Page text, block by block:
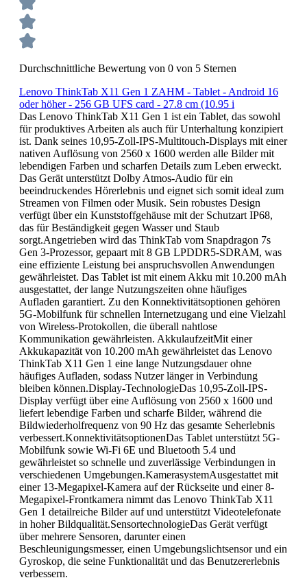
Durchschnittliche Bewertung von 0 von 5 Sternen
Lenovo ThinkTab X11 Gen 1 ZAHM - Tablet - Android 16
oder höher - 256 GB UFS card - 27.8 cm (10.95 i
Das Lenovo ThinkTab X11 Gen 1 ist ein Tablet, das sowohl
für produktives Arbeiten als auch für Unterhaltung konzipiert
ist. Dank seines 10,95-Zoll-IPS-Multitouch-Displays mit einer
nativen Auflösung von 2560 x 1600 werden alle Bilder mit
lebendigen Farben und scharfen Details zum Leben erweckt.
Das Gerät unterstützt Dolby Atmos-Audio für ein
beeindruckendes Hörerlebnis und eignet sich somit ideal zum
Streamen von Filmen oder Musik. Sein robustes Design
verfügt über ein Kunststoffgehäuse mit der Schutzart IP68,
das für Beständigkeit gegen Wasser und Staub
sorgt.Angetrieben wird das ThinkTab vom Snapdragon 7s
Gen 3-Prozessor, gepaart mit 8 GB LPDDR5-SDRAM, was
eine effiziente Leistung bei anspruchsvollen Anwendungen
gewährleistet. Das Tablet ist mit einem Akku mit 10.200 mAh
ausgestattet, der lange Nutzungszeiten ohne häufiges
Aufladen garantiert. Zu den Konnektivitätsoptionen gehören
5G-Mobilfunk für schnellen Internetzugang und eine Vielzahl
von Wireless-Protokollen, die überall nahtlose
Kommunikation gewährleisten. AkkulaufzeitMit einer
Akkukapazität von 10.200 mAh gewährleistet das Lenovo
ThinkTab X11 Gen 1 eine lange Nutzungsdauer ohne
häufiges Aufladen, sodass Nutzer länger in Verbindung
bleiben können.Display-TechnologieDas 10,95-Zoll-IPS-
Display verfügt über eine Auflösung von 2560 x 1600 und
liefert lebendige Farben und scharfe Bilder, während die
Bildwiederholfrequenz von 90 Hz das gesamte Seherlebnis
verbessert.KonnektivitätsoptionenDas Tablet unterstützt 5G-
Mobilfunk sowie Wi-Fi 6E und Bluetooth 5.4 und
gewährleistet so schnelle und zuverlässige Verbindungen in
verschiedenen Umgebungen.KamerasystemAusgestattet mit
einer 13-Megapixel-Kamera auf der Rückseite und einer 8-
Megapixel-Frontkamera nimmt das Lenovo ThinkTab X11
Gen 1 detailreiche Bilder auf und unterstützt Videotelefonate
in hoher Bildqualität.SensortechnologieDas Gerät verfügt
über mehrere Sensoren, darunter einen
Beschleunigungsmesser, einen Umgebungslichtsensor und ein
Gyroskop, die seine Funktionalität und das Benutzererlebnis
verbessern.